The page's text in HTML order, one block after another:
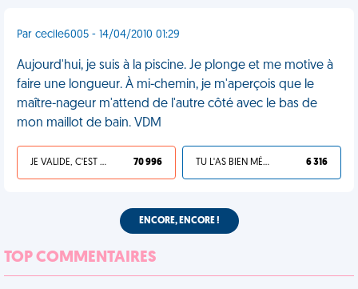
Par cecile6005 - 14/04/2010 01:29
Aujourd'hui, je suis à la piscine. Je plonge et me motive à
faire une longueur. À mi-chemin, je m'aperçois que le
maître-nageur m'attend de l'autre côté avec le bas de
mon maillot de bain. VDM
JE VALIDE, C'EST UNE VDM 70 996 TU L'AS BIEN MÉRITÉ 6 316
ENCORE, ENCORE !
TOP COMMENTAIRES